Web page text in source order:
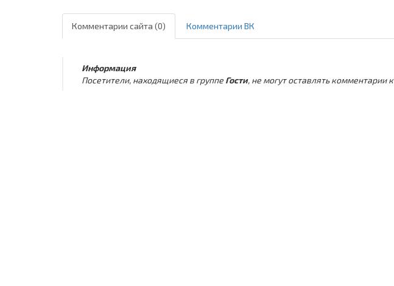
Комментарии сайта (0) Комментарии ВК
Информация
Посетители, находящиеся в группе Гости, не могут оставлять комментарии